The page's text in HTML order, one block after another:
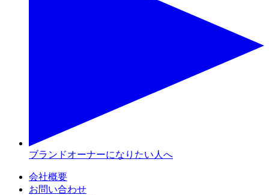
ブランドオーナーになりたい人へ
会社概要
お問い合わせ